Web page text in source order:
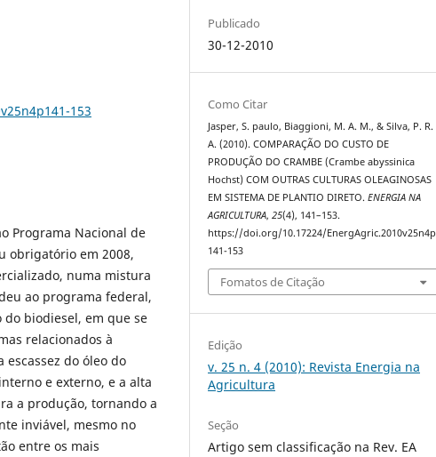
153
Programa Nacional de
obrigatório em 2008,
numa mistura
ao programa federal,
biodiesel, em que se
relacionados à
do óleo do
e externo, e a alta
a produção, tornando a
inviável, mesmo no
entre os mais
Publicado
30-12-2010
Como Citar
Jasper, S. paulo, Biaggioni, M. A. M., & Silva, P. R.
A. (2010). COMPARAÇÃO DO CUSTO DE
PRODUÇÃO DO CRAMBE (Crambe abyssinica
Hochst) COM OUTRAS CULTURAS OLEAGINOSAS
EM SISTEMA DE PLANTIO DIRETO.ENERGIA NA
AGRICULTURA,25(4), 141–153.
https://doi.org/10.17224/EnergAgric.2010v25n4p
141-153
Fomatos de Citação
Edição
v. 25 n. 4 (2010): Revista Energia na
Agricultura
Seção
Artigo sem classificação na Rev. EA